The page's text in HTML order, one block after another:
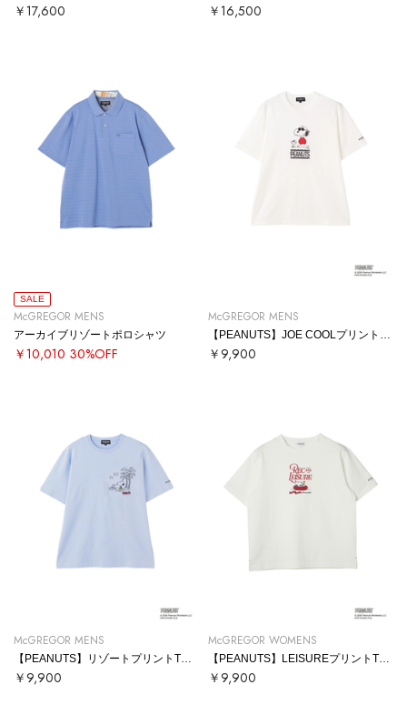
￥17,600 ￥16,500
SALE
McGREGOR MENS
アーカイブリゾートポロシャツ
￥10,010 30%OFF
McGREGOR MENS
￥9,900
McGREGOR MENS
￥9,900
McGREGOR WOMENS
￥9,900